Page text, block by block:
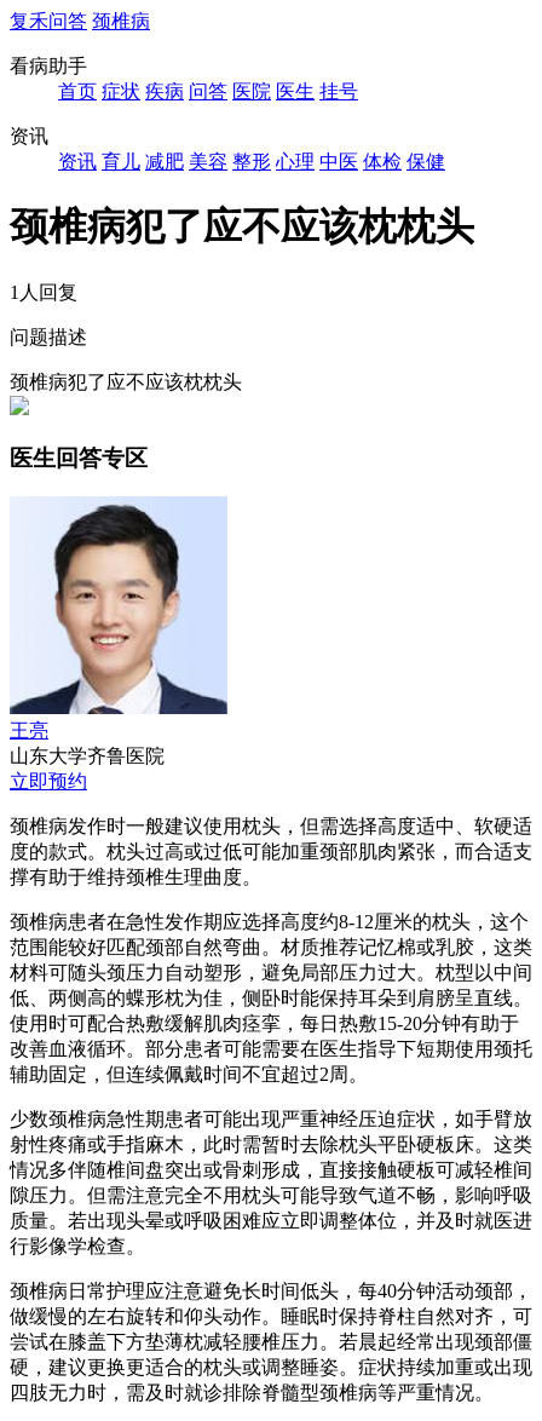
复禾问答 颈椎病
看病助手
首页 症状 疾病 问答 医院 医生 挂号
资讯
资讯 育儿 减肥 美容 整形 心理 中医 体检 保健
颈椎病犯了应不应该枕枕头
1人回复
问题描述
颈椎病犯了应不应该枕枕头
医生回答专区
王亮
山东大学齐鲁医院
立即预约
颈椎病发作时一般建议使用枕头，但需选择高度适中、软硬适
度的款式。枕头过高或过低可能加重颈部肌肉紧张，而合适支
撑有助于维持颈椎生理曲度。
颈椎病患者在急性发作期应选择高度约8-12厘米的枕头，这个
范围能较好匹配颈部自然弯曲。材质推荐记忆棉或乳胶，这类
材料可随头颈压力自动塑形，避免局部压力过大。枕型以中间
低、两侧高的蝶形枕为佳，侧卧时能保持耳朵到肩膀呈直线。
使用时可配合热敷缓解肌肉痉挛，每日热敷15-20分钟有助于
改善血液循环。部分患者可能需要在医生指导下短期使用颈托
辅助固定，但连续佩戴时间不宜超过2周。
少数颈椎病急性期患者可能出现严重神经压迫症状，如手臂放
射性疼痛或手指麻木，此时需暂时去除枕头平卧硬板床。这类
情况多伴随椎间盘突出或骨刺形成，直接接触硬板可减轻椎间
隙压力。但需注意完全不用枕头可能导致气道不畅，影响呼吸
质量。若出现头晕或呼吸困难应立即调整体位，并及时就医进
行影像学检查。
颈椎病日常护理应注意避免长时间低头，每40分钟活动颈部，
做缓慢的左右旋转和仰头动作。睡眠时保持脊柱自然对齐，可
尝试在膝盖下方垫薄枕减轻腰椎压力。若晨起经常出现颈部僵
硬，建议更换更适合的枕头或调整睡姿。症状持续加重或出现
四肢无力时，需及时就诊排除脊髓型颈椎病等严重情况。